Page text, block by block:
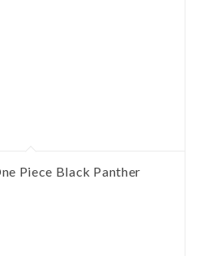
Piece Black Panther